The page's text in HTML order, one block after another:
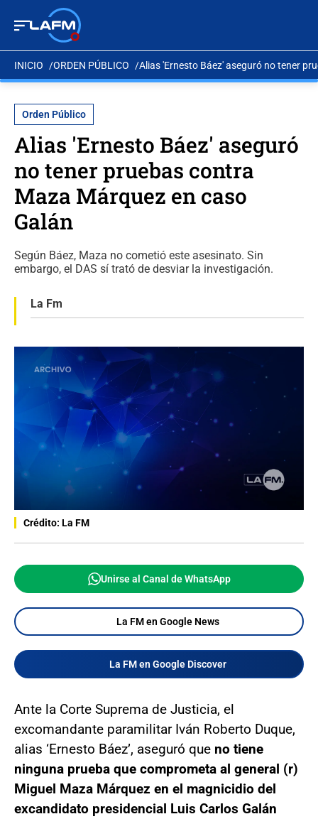
INICIO ORDEN PÚBLICO Alias 'Ernesto Báez' aseguró no tener
Orden Público
Alias 'Ernesto Báez' aseguró
no tener pruebas contra
Maza Márquez en caso
Galán
Según Báez, Maza no cometió este asesinato. Sin
embargo, el DAS sí trató de desviar la investigación.
La Fm
Crédito: La FM
Unirse al Canal de WhatsApp
La FM en Google News
La FM en Google Discover
Ante la Corte Suprema de Justicia, el
excomandante paramilitar Iván Roberto Duque,
alias ‘Ernesto Báez’, aseguró que no tiene
ninguna prueba que comprometa al general (r)
Miguel Maza Márquez en el magnicidio del
excandidato presidencial Luis Carlos Galán